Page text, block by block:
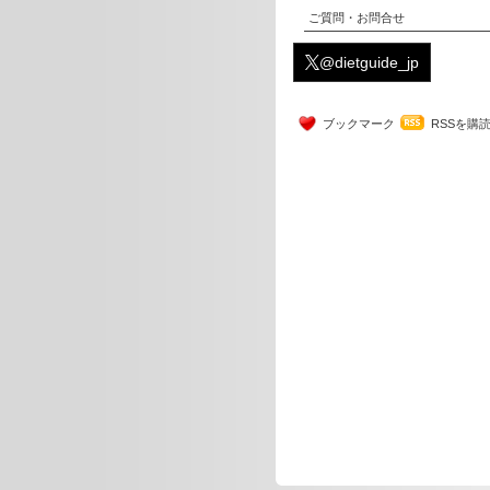
ご質問・お問合せ
@dietguide_jp
ブックマーク RSSを購読